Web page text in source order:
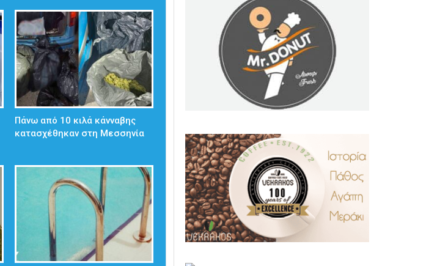
Πάνω από 10 κιλά κάνναβης
κατασχέθηκαν στη Μεσσηνία